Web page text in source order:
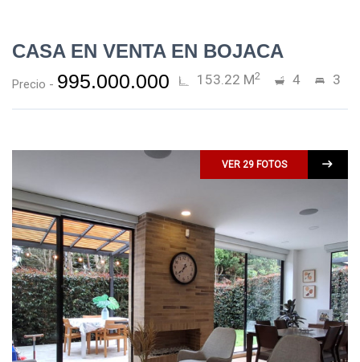
CASA EN VENTA EN BOJACA
Precio - 995.000.000 153.22 M2 4 3
VER 29 FOTOS